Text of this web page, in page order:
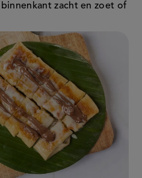
zacht en zoet of